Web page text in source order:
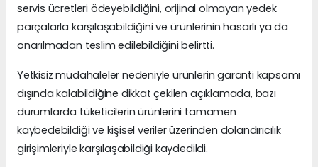
servis ücretleri ödeyebildiğini, orijinal olmayan yedek
parçalarla karşılaşabildiğini ve ürünlerinin hasarlı ya da
onarılmadan teslim edilebildiğini belirtti.
Yetkisiz müdahaleler nedeniyle ürünlerin garanti kapsamı
dışında kalabildiğine dikkat çekilen açıklamada, bazı
durumlarda tüketicilerin ürünlerini tamamen
kaybedebildiği ve kişisel veriler üzerinden dolandırıcılık
girişimleriyle karşılaşabildiği kaydedildi.